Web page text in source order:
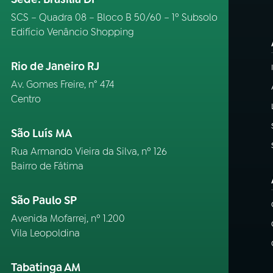
SCS – Quadra 08 – Bloco B 50/60 – 1º Subsolo
Edifício Venâncio Shopping
Rio de Janeiro RJ
Av. Gomes Freire, n° 474
Centro
São Luís MA
Rua Armando Vieira da Silva, nº 126
Bairro de Fátima
São Paulo SP
Avenida Mofarrej, nº 1.200
Vila Leopoldina
Tabatinga AM